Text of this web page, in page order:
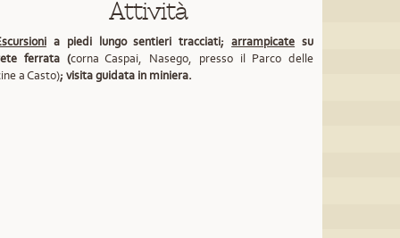
Attività
a piedi lungo sentieri tracciati;arrampicate su
ferrata (corna Caspai, Nasego, presso il Parco delle
a Casto); visita guidata in miniera.